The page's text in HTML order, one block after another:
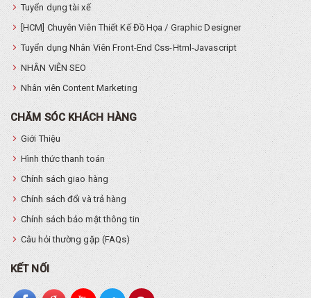
Tuyển dụng tài xế
[HCM] Chuyên Viên Thiết Kế Đồ Họa / Graphic Designer
Tuyển dụng Nhân Viên Front-End Css-Html-Javascript
NHÂN VIÊN SEO
Nhân viên Content Marketing
CHĂM SÓC KHÁCH HÀNG
Giới Thiệu
Hình thức thanh toán
Chính sách giao hàng
Chính sách đổi và trả hàng
Chính sách bảo mật thông tin
Câu hỏi thường gặp (FAQs)
KẾT NỐI